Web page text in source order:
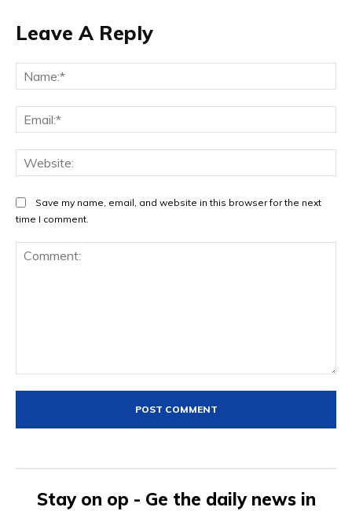
Leave A Reply
Save my name, email, and website in this browser for the next
time I comment.
Stay on op - Ge the daily news in